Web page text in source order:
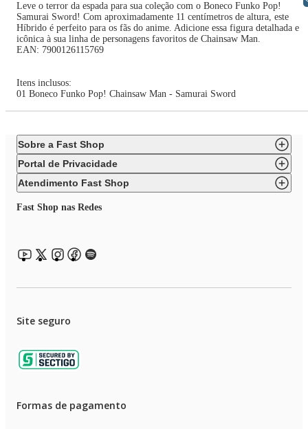
Leve o terror da espada para sua coleção com o Boneco Funko Pop!
Samurai Sword! Com aproximadamente 11 centímetros de altura, este
Híbrido é perfeito para os fãs do anime. Adicione essa figura detalhada e
icônica à sua linha de personagens favoritos de Chainsaw Man.
EAN: 7900126115769
Itens inclusos:
01 Boneco Funko Pop! Chainsaw Man - Samurai Sword
Sobre a Fast Shop
Portal de Privacidade
Atendimento Fast Shop
Fast Shop nas Redes
Site seguro
Formas de pagamento